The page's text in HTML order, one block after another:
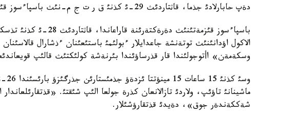
دةپ حابارلادئ جذما، قاثتاردئث 29-ئ كذنئ ق ر ت ج م-نئث باسپاءسوز قئزمةتئ.
وسكةمةن» اأتوجولئندا قار قذرساؤئندا بئرنةشة كولئكتئث قالئپ
ماشينانئ تاؤئپ، ولاردئ تازالانعان كذرة جولعا الئپ شئقتئ.
شةككةندةر جوق»، دةيدئ قذتقارؤشئلار.